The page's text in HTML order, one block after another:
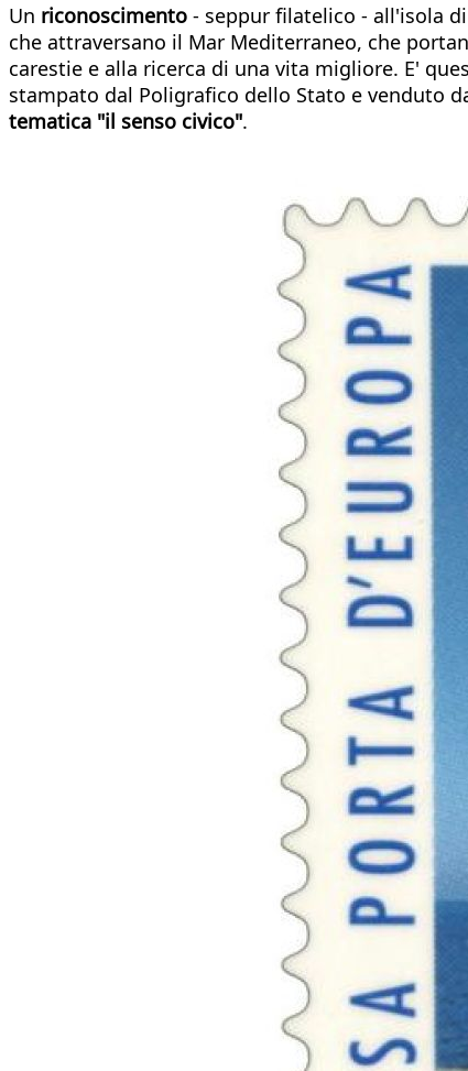
Un riconoscimento - seppur filatelico - all'isola di
che attraversano il Mar Mediterraneo, che
carestie e alla ricerca di una vita migliore. E'
stampato dal Poligrafico dello Stato e venduto
tematica "il senso civico".